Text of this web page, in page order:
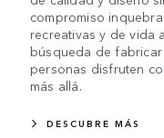
compromiso
recreativas y de vida
búsqueda de
personas disfruten
más allá.
DESCUBRE MÁS